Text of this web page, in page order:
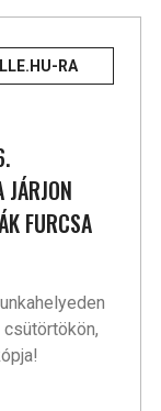
RA
FURCSA